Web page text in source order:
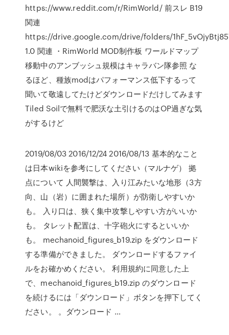
https://www.reddit.com/r/RimWorld/ 前スレ B19
関連
https://drive.google.com/drive/folders/
1.0 関連 ・RimWorld MOD制作板 ワールドマップ
移動中のアンブッシュ規模はキャラバン隊参照 な
るほど、種族modはパフォーマンス低下するって
聞いて敬遠してたけどダウンロードだけしてみます
Tiled Soilで無料で肥沃な土引けるのはOP過ぎな気
がするけど
2019/08/03 2016/12/24 2016/08/13 基本的なこと
は日本wikiを参考にしてください（マルナゲ） 拠
点について 人間襲撃は、入り江みたいな地形（3方
向、山（岩）に囲まれた場所）が防衛しやすいか
も。 入り口は、狭く集中攻撃しやすい方がいいか
も。 タレット配置は、十字砲火にするといいか
も。 mechanoid_figures_b19.zip をダウンロード
する準備ができました。 ダウンロードするファイ
ルをお確かめください。 利用規約に同意した上
で、mechanoid_figures_b19.zip のダウンロード
を続けるには「ダウンロード」ボタンを押下してく
ださい。 。ダウンロード …